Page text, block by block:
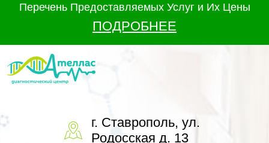
Перечень Предоставляемых Услуг и Их Цены
ПОДРОБНЕЕ
г. Ставрополь, ул.
Родосская д. 13